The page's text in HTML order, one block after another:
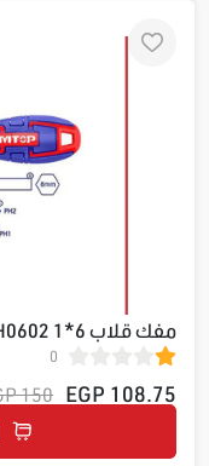
مفك قلاب 6*1 ESDRH0602
0
108.75 EGP
150 EGP